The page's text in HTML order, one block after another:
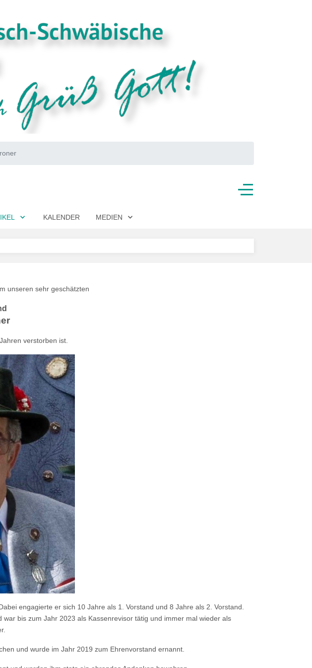
KALENDER MEDIEN
unseren sehr geschätzten
verstorben ist.
engagierte er sich 10 Jahre als 1. Vorstand und 8 Jahre als 2. Vorstand.
bis zum Jahr 2023 als Kassenrevisor tätig und immer mal wieder als
und wurde im Jahr 2019 zum Ehrenvorstand ernannt.